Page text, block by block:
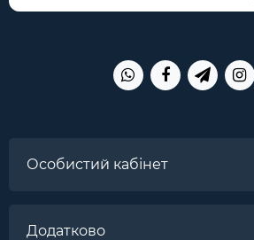
Особистий кабінет
Додатково